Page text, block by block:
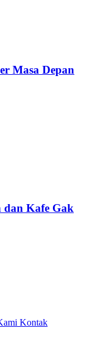
Masa Depan
dan Kafe Gak
Kontak